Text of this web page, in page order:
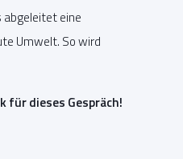
abgeleitet eine
Umwelt. So wird
für dieses Gespräch!